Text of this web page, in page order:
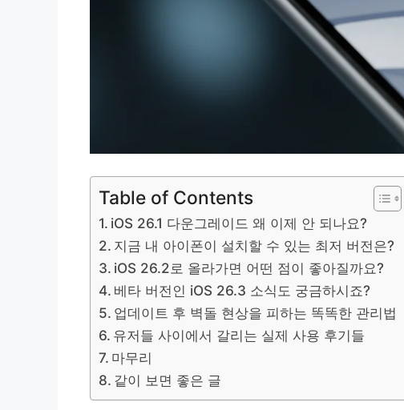
Table of Contents
iOS 26.1 다운그레이드 왜 이제 안 되나요?
지금 내 아이폰이 설치할 수 있는 최저 버전은?
iOS 26.2로 올라가면 어떤 점이 좋아질까요?
베타 버전인 iOS 26.3 소식도 궁금하시죠?
업데이트 후 벽돌 현상을 피하는 똑똑한 관리법
유저들 사이에서 갈리는 실제 사용 후기들
마무리
같이 보면 좋은 글